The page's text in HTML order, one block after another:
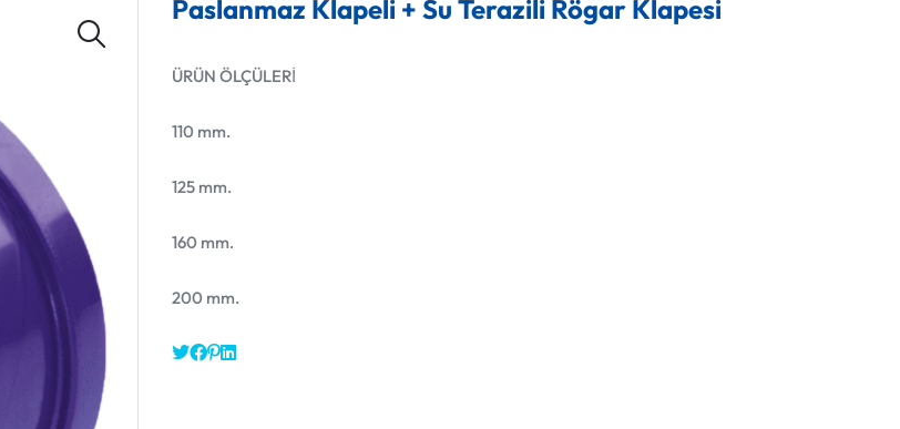
Paslanmaz Klapeli + Su Terazili Rögar Klapesi
ÜRÜN ÖLÇÜLERİ
110 mm.
125 mm.
160 mm.
200 mm.